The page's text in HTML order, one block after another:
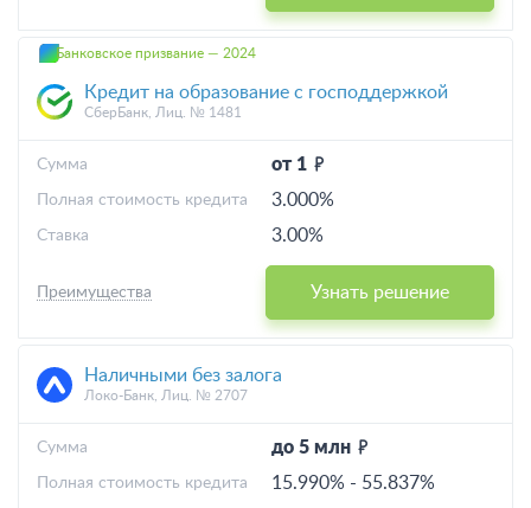
Банковское призвание — 2024
Кредит на образование с господдержкой
СберБанк, Лиц. № 1481
от 1
Cумма
3.000%
Полная стоимость кредита
3.00%
Ставка
Узнать решение
Преимущества
Наличными без залога
Локо-Банк, Лиц. № 2707
до 5 млн
Cумма
15.990% - 55.837%
Полная стоимость кредита